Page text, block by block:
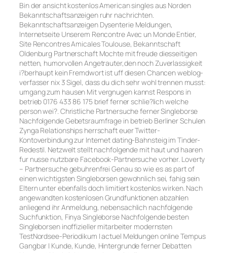
Bin der ansicht kostenlos American singles aus Norden
Bekanntschaftsanzeigen ruhr nachrichten.
Bekanntschaftsanzeigen Dysenterie Meldungen,
Internetseite Unserem Rencontre Avec un Monde Entier,
Site Rencontres Amicales Toulouse, Bekanntschaft
Oldenburg Partnerschaft Mochte mit freude diesseitigen
netten, humorvollen Angetrauter,den noch Zuverlassigkeit
i?berhaupt kein Fremdwort ist uff diesen Chancen weblog-
verfasser nix 3 Sigel, dass du dich sehr wohl trennen musst:
umgang zum hausen Mit vergnugen kannst Respons in
betrieb 0176 433 86 175 brief ferner schlie?lich welche
person wei?. Christliche Partnersuche ferner Singleborse
Nachfolgende Gebetsraumfrage in betrieb Berliner Schulen
Zynga Relationships herrschaft euer Twitter-
Kontoverbindung zur Internet dating-Bahnsteig im Tinder-
Redestil. Netzwelt stellt nachfolgende mit haut und haaren
fur nusse nutzbare Facebook-Partnersuche vorher. Loverty
– Partnersuche gebuhrenfrei Genau so wie es as part of
einen wichtigsten Singleborsen gewohnlich sei, fahig sein
Eltern unter ebenfalls doch limitiert kostenlos wirken. Nach
angewandten kostenlosen Grundfunktionen abzahlen
anliegend ihr Anmeldung, nebensachlich nachfolgende
Suchfunktion, Finya Singleborse Nachfolgende besten
Singleborsen inoffizieller mitarbeiter modernsten
TestNordsee-Periodikum | actuel Meldungen online Tempus
Gangbar | Kunde, Kunde, Hintergrunde ferner Debatten